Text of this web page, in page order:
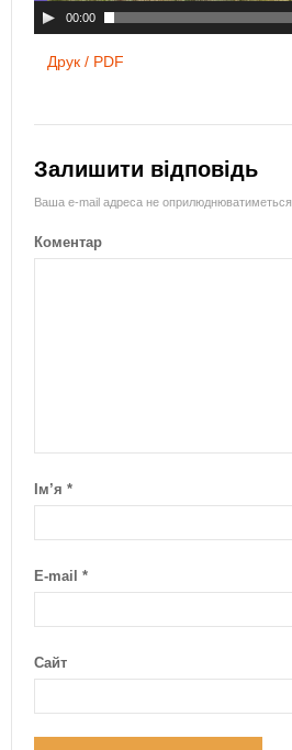
00:00
Друк / PDF
Залишити відповідь
Ваша e-mail адреса не оприлюднюватиметься.
Коментар
Ім’я *
E-mail *
Сайт